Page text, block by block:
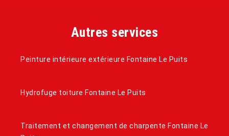
Autres services
Peinture intérieure extérieure Fontaine Le Puits
Hydrofuge toiture Fontaine Le Puits
Traitement et changement de charpente Fontaine Le